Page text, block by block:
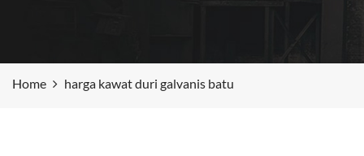
Home harga kawat duri galvanis batu